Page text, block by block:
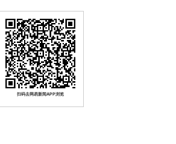
扫码去网易新闻APP浏览